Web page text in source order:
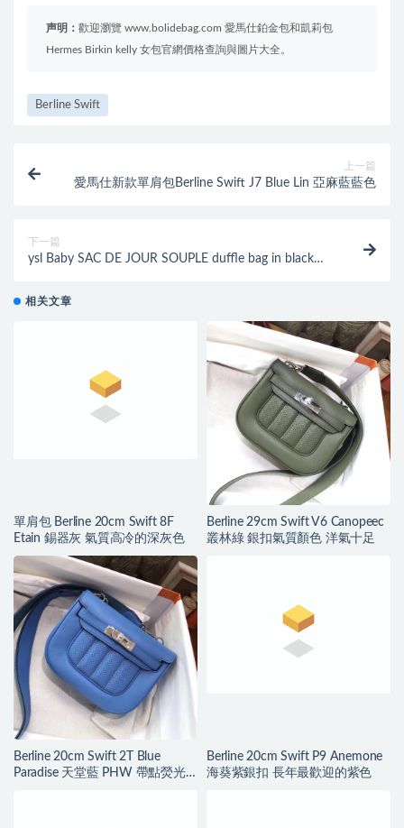
声明： 歡迎瀏覽 www.bolidebag.com 愛馬仕鉑金包和凱莉包
Hermes Birkin kelly 女包官網價格查詢與圖片大全。
Berline Swift
上一篇
愛馬仕新款單肩包Berline Swift J7 Blue Lin 亞麻藍藍色
下一篇
ysl Baby SAC DE JOUR SOUPLE duffle bag in black
相关文章
單肩包 Berline 20cm Swift 8F
Etain 錫器灰 氣質高冷的深灰色
Berline 29cm Swift V6 Canopeec
叢林綠 銀扣氣質顏色 洋氣十足
Berline 20cm Swift 2T Blue
Paradise 天堂藍 PHW 帶點熒光
Berline 20cm Swift P9 Anemone
海葵紫銀扣 長年最歡迎的紫色